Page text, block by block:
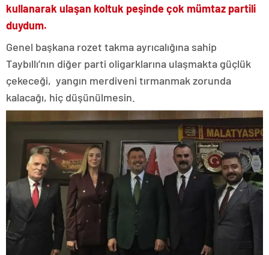
kullanarak ulaşan koltuk peşinde çok mümtaz partili
duydum.
Genel başkana rozet takma ayrıcalığına sahip
Taybıllı’nın diğer parti oligarklarına ulaşmakta güçlük
çekeceği, yangın merdiveni tırmanmak zorunda
kalacağı, hiç düşünülmesin.